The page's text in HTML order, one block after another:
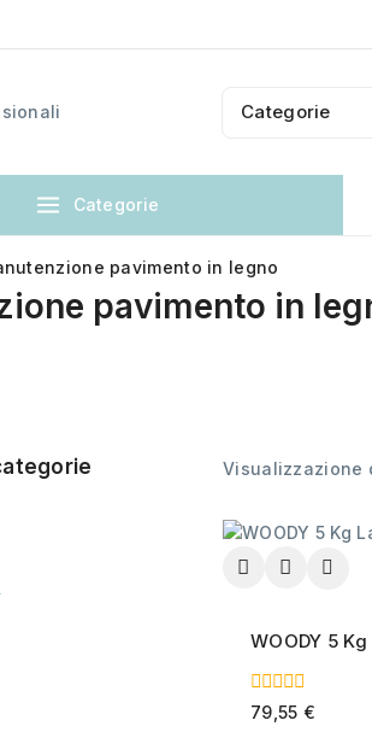
Categorie
pavimento in legno
pavimento in
Visualizzazione
WOODY 5
0
79,55 €